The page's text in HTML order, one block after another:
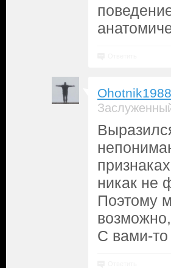
Ohotnik1988
никак не
Поэтому
С вами-то